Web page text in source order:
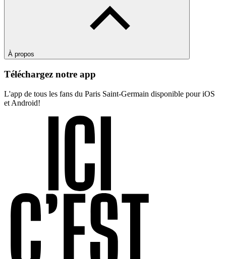
À propos
Téléchargez notre app
L'app de tous les fans du Paris Saint-Germain disponible pour iOS
et Android!